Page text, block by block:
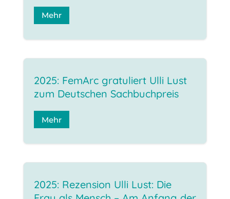
Mehr
2025: FemArc gratuliert Ulli Lust
zum Deutschen Sachbuchpreis
Mehr
2025: Rezension Ulli Lust: Die